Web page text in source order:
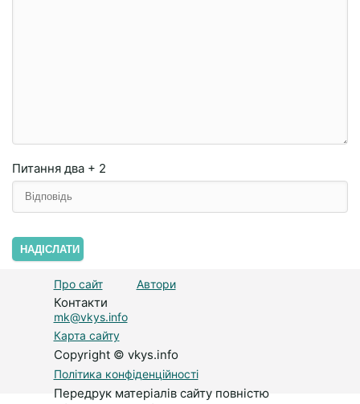
Питання два + 2
НАДІСЛАТИ
Про сайт Автори
Контакти
mk@vkys.info
Карта сайту
Copyright © vkys.info
Політика конфіденційності
Передрук матеріалів сайту повністю